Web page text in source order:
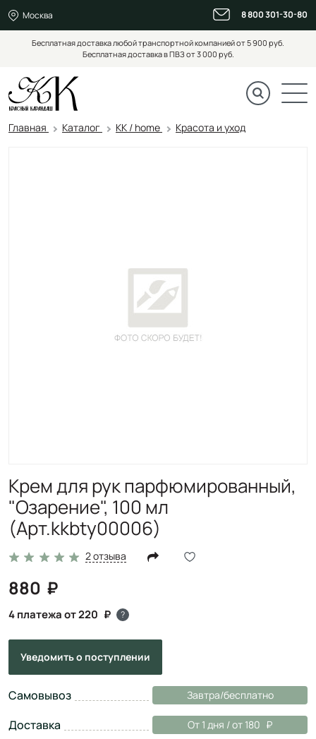
Москва 8 800 301-30-80
Бесплатная доставка любой транспортной компанией от 5 900 руб.
Бесплатная доставка в ПВЗ от 3 000 руб.
Главная Каталог KK / home Красота и уход
Крем для рук парфюмированный,
"Озарение", 100 мл
(Арт.kkbty00006)
2 отзыва
880
4 платежа от 220 ?
Уведомитьо поступлении
Самовывоз Завтра/бесплатно
Доставка От 1 дня / от 180